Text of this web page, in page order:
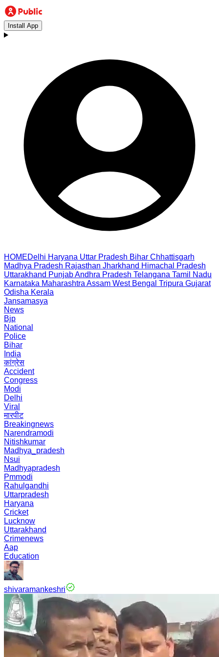
Install App
HOMEDelhi Haryana Uttar Pradesh Bihar Chhattisgarh
Madhya Pradesh Rajasthan Jharkhand Himachal Pradesh
Uttarakhand PunjabAndhra Pradesh Telangana Tamil Nadu
Karnataka Maharashtra Assam West Bengal Tripura Gujarat
Odisha Kerala
Jansamasya
News
Bjp
National
Police
Bihar
India
कांग्रेस
Accident
Congress
Modi
Delhi
Viral
मारपीट
Breakingnews
Narendramodi
Nitishkumar
Madhya_pradesh
Nsui
Madhyapradesh
Pmmodi
Rahulgandhi
Uttarpradesh
Haryana
Cricket
Lucknow
Uttarakhand
Crimenews
Aap
Education
shivaramankeshri